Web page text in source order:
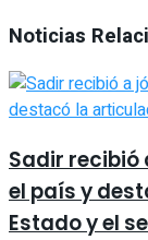
Noticias
Sadir recibió
el país y
Estado y el